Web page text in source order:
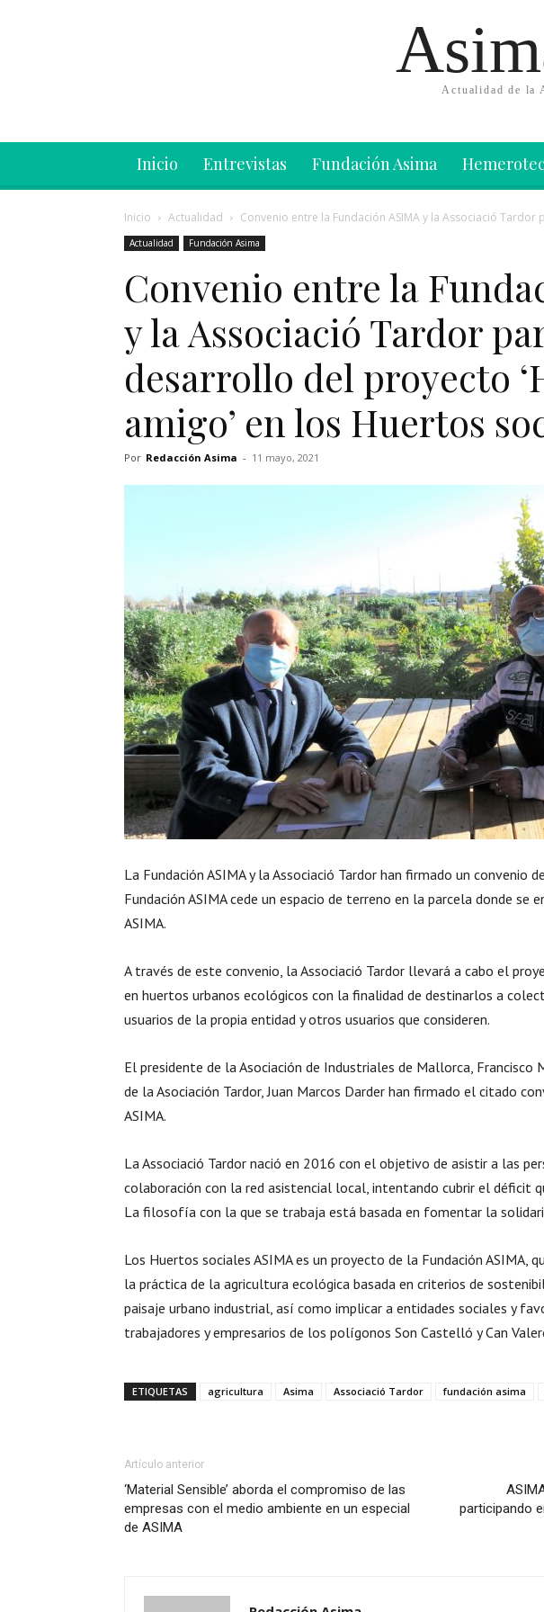
Actualidad de la
Inicio Entrevistas Fundación Asima
Inicio Actualidad Convenio entre la Fundación ASIMA y la Associació Tardor
Actualidad Fundación Asima
Convenio entre la
y la Associació Tardor
desarrollo del proyecto
amigo’ en los Huertos
Por Redacción Asima - 11 mayo, 2021
La Fundación ASIMA y la Associació Tardor han firmado un convenio
Fundación ASIMA cede un espacio de terreno en la parcela donde se
ASIMA.
A través de este convenio, la Associació Tardor llevará a cabo el
en huertos urbanos ecológicos con la finalidad de destinarlos a
usuarios de la propia entidad y otros usuarios que consideren.
El presidente de la Asociación de Industriales de Mallorca,
de la Asociación Tardor, Juan Marcos Darder han firmado el citado
ASIMA.
La Associació Tardor nació en 2016 con el objetivo de asistir a las
colaboración con la red asistencial local, intentando cubrir el déficit
La filosofía con la que se trabaja está basada en fomentar la
Los Huertos sociales ASIMA es un proyecto de la Fundación
la práctica de la agricultura ecológica basada en criterios de
paisaje urbano industrial, así como implicar a entidades sociales y
trabajadores y empresarios de los polígonos Son Castelló y Can
ETIQUETAS agricultura Asima Associació Tardor fundación asima
Artículo anterior
‘Material Sensible’ aborda el compromiso de las
empresas con el medio ambiente en un especial
de ASIMA
participando